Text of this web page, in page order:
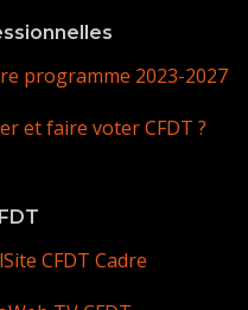
programme 2023-2027
et faire voter CFDT ?
Site CFDT Cadre